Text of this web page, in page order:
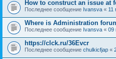
How to construct an issue at
Последнее сообщение Ivansva « 11
Where is Administration
Последнее сообщение Ivansva « 09
https://clck.ru/36Evcr
Последнее сообщение chulkicfjap «